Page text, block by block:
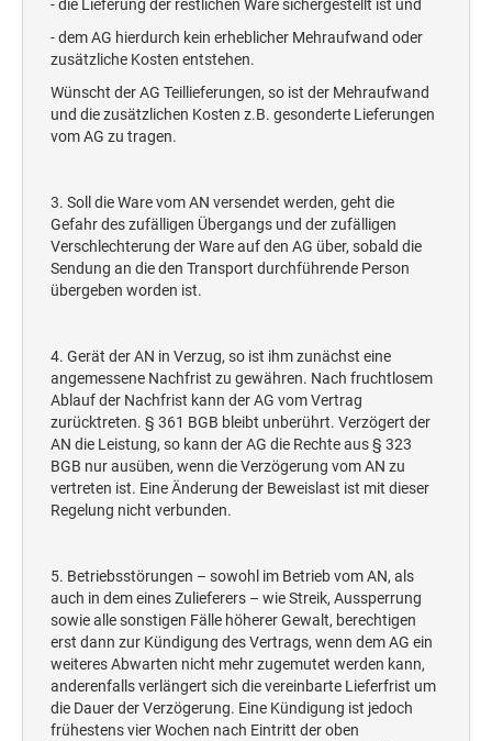
- die Lieferung der restlichen Ware sichergestellt ist und
- dem AG hierdurch kein erheblicher Mehraufwand oder
zusätzliche Kosten entstehen.
Wünscht der AG Teillieferungen, so ist der Mehraufwand
und die zusätzlichen Kosten z.B. gesonderte Lieferungen
vom AG zu tragen.
3. Soll die Ware vom AN versendet werden, geht die
Gefahr des zufälligen Übergangs und der zufälligen
Verschlechterung der Ware auf den AG über, sobald die
Sendung an die den Transport durchführende Person
übergeben worden ist.
4. Gerät der AN in Verzug, so ist ihm zunächst eine
angemessene Nachfrist zu gewähren. Nach fruchtlosem
Ablauf der Nachfrist kann der AG vom Vertrag
zurücktreten. § 361 BGB bleibt unberührt. Verzögert der
AN die Leistung, so kann der AG die Rechte aus § 323
BGB nur ausüben, wenn die Verzögerung vom AN zu
vertreten ist. Eine Änderung der Beweislast ist mit dieser
Regelung nicht verbunden.
5. Betriebsstörungen – sowohl im Betrieb vom AN, als
auch in dem eines Zulieferers – wie Streik, Aussperrung
sowie alle sonstigen Fälle höherer Gewalt, berechtigen
erst dann zur Kündigung des Vertrags, wenn dem AG ein
weiteres Abwarten nicht mehr zugemutet werden kann,
anderenfalls verlängert sich die vereinbarte Lieferfrist um
die Dauer der Verzögerung. Eine Kündigung ist jedoch
frühestens vier Wochen nach Eintritt der oben